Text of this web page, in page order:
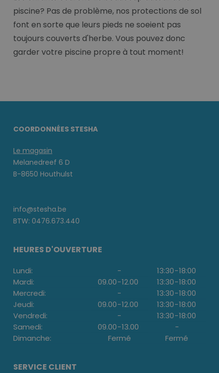
piscine? Pas de problème, nos protections de sol
font en sorte que leurs pieds ne soeient pas
toujours couverts d'herbe. Vous pouvez donc
garder votre piscine propre à tout moment!
COORDONNÉES STESHA
Le magasin
Melanedreef 6 D
B-8650 Houthulst
info@stesha.be
BTW: 0476.673.440
HEURES D'OUVERTURE
Lundi: - 13:30-18:00
Mardi:
09.00-12.00 13:30-18:00
Mercredi:
- 13:30-18:00
Jeudi:
09.00-12.00 13:30-18:00
Vendredi:
- 13:30-18:00
Samedi:
09.00-13.00
-
Dimanche:
Fermé Fermé
SERVICE CLIENT